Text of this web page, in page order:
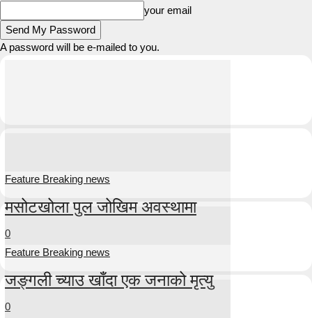
your email
A password will be e-mailed to you.
Feature Breaking news
मसोटखोला पुल जोखिम अवस्थामा
0
Feature Breaking news
जङ्गली च्याउ खाँदा एक जनाको मृत्यु
0